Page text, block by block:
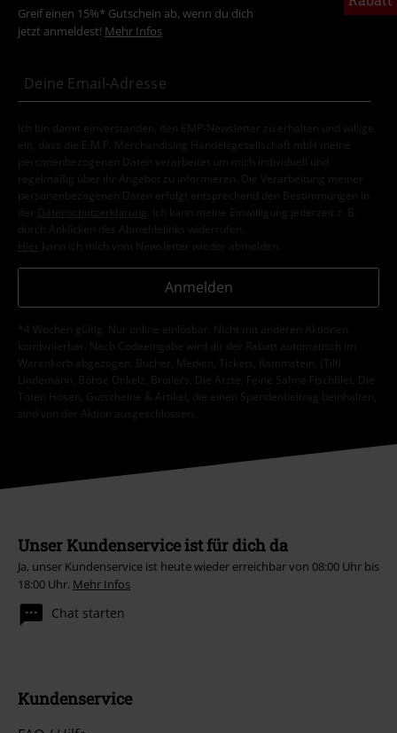
Greif einen 15%* Gutschein ab, wenn du dich
jetzt anmeldest! Mehr Infos
Ich bin damit einverstanden, den EMP-Newsletter zu erhalten und willige
ein, dass die E.M.P. Merchandising Handelsgesellschaft mbH meine
personenbezogenen Daten verarbeitet um mich individuell und
regelmäßig über ihr Angebot zu informieren. Die Verarbeitung meiner
personenbezogenen Daten erfolgt entsprechend den Bestimmungen in
der
Datenschutzerklärung
. Ich kann meine Einwilligung jederzeit z. B.
durch Anklicken des Abmeldelinks widerrufen.
Hier kann ich mich vom Newsletter wieder abmelden.
Anmelden
*4 Wochen gültig. Nur online einlösbar. Nicht mit anderen Aktionen
kombinierbar. Nach Codeeingabe wird dir der Rabatt automatisch im
Warenkorb abgezogen. Bücher, Medien, Tickets, Rammstein, (Till)
Lindemann, Böhse Onkelz, Broilers, Die Ärzte, Feine Sahne Fischfilet, Die
Toten Hosen, Gutscheine & Artikel, die einen Spendenbeitrag beinhalten,
sind von der Aktion ausgeschlossen.
Unser Kundenservice ist für dich da
Ja, unser Kundenservice ist heute wieder erreichbar von 08:00 Uhr bis
18:00 Uhr. Mehr Infos
Chat starten
Kundenservice